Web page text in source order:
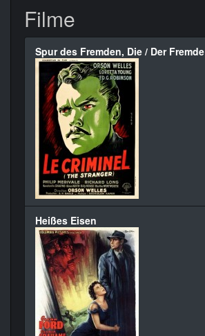
Filme
Spur des Fremden, Die / Der Fremde
Heißes Eisen